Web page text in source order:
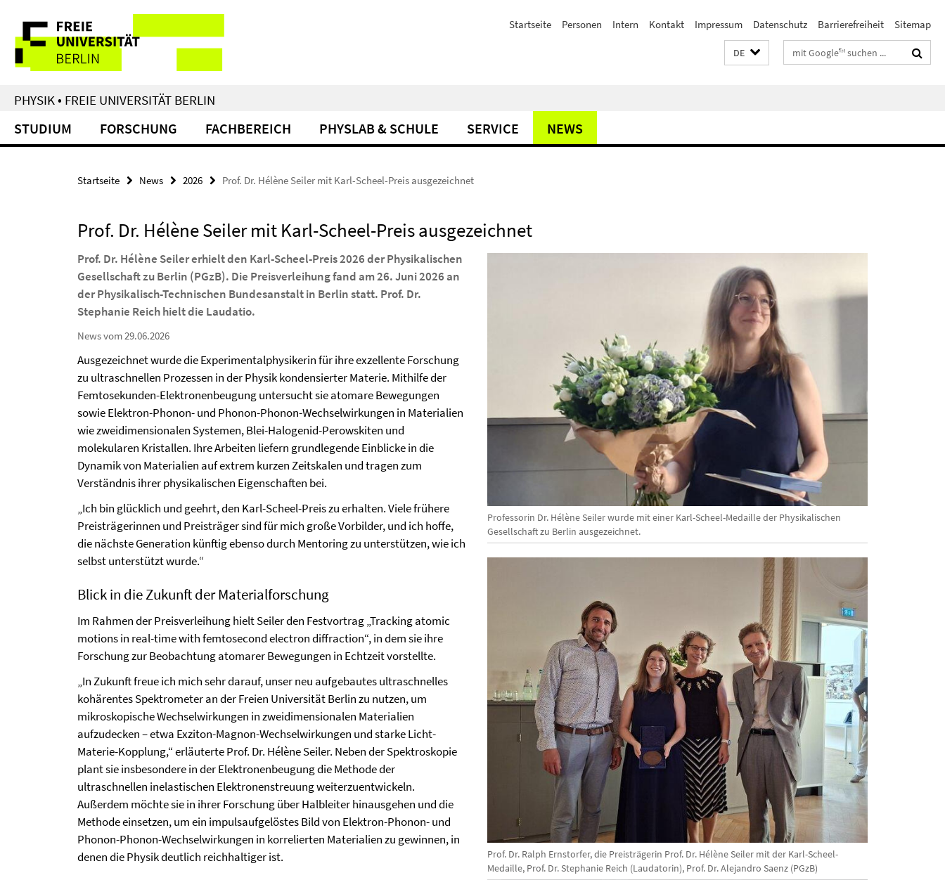
direkt
Inhalt
Service-
Navigation
Startseite Personen Intern Kontakt Impressum Datenschutz Barrierefreiheit Sitemap
DE Suchbegriffe
PHYSIK • FREIE UNIVERSITÄT BERLIN
STUDIUM FORSCHUNG FACHBEREICH PHYSLAB & SCHULE SERVICE NEWS
Startseite News 2026 Prof. Dr. Hélène Seiler mit Karl-Scheel-Preis ausgezeichnet
Prof. Dr. Hélène Seiler mit Karl-Scheel-Preis ausgezeichnet
Professorin Dr. Hélène Seiler wurde mit einer Karl-Scheel-Medaille der Physikalischen
Gesellschaft zu Berlin ausgezeichnet.
Prof. Dr. Ralph Ernstorfer, die Preisträgerin Prof. Dr. Hélène Seiler mit der Karl-Scheel-
Medaille, Prof. Dr. Stephanie Reich (Laudatorin), Prof. Dr. Alejandro Saenz (PGzB)
Prof. Dr. Hélène Seiler erhielt den Karl-Scheel-Preis 2026 der Physikalischen
Gesellschaft zu Berlin (PGzB). Die Preisverleihung fand am 26. Juni 2026 an
der Physikalisch-Technischen Bundesanstalt in Berlin statt. Prof. Dr.
Stephanie Reich hielt die Laudatio.
News vom 29.06.2026
Ausgezeichnet wurde die Experimentalphysikerin für ihre exzellente Forschung
zu ultraschnellen Prozessen in der Physik kondensierter Materie. Mithilfe der
Femtosekunden-Elektronenbeugung untersucht sie atomare Bewegungen
sowie Elektron-Phonon- und Phonon-Phonon-Wechselwirkungen in Materialien
wie zweidimensionalen Systemen, Blei-Halogenid-Perowskiten und
molekularen Kristallen. Ihre Arbeiten liefern grundlegende Einblicke in die
Dynamik von Materialien auf extrem kurzen Zeitskalen und tragen zum
Verständnis ihrer physikalischen Eigenschaften bei.
„Ich bin glücklich und geehrt, den Karl-Scheel-Preis zu erhalten. Viele frühere
Preisträgerinnen und Preisträger sind für mich große Vorbilder, und ich hoffe,
die nächste Generation künftig ebenso durch Mentoring zu unterstützen, wie ich
selbst unterstützt wurde.“
Blick in die Zukunft der Materialforschung
Im Rahmen der Preisverleihung hielt Seiler den Festvortrag „Tracking atomic
motions in real-time with femtosecond electron diffraction“, in dem sie ihre
Forschung zur Beobachtung atomarer Bewegungen in Echtzeit vorstellte.
„In Zukunft freue ich mich sehr darauf, unser neu aufgebautes ultraschnelles
kohärentes Spektrometer an der Freien Universität Berlin zu nutzen, um
mikroskopische Wechselwirkungen in zweidimensionalen Materialien
aufzudecken – etwa Exziton-Magnon-Wechselwirkungen und starke Licht-
Materie-Kopplung,“ erläuterte Prof. Dr. Hélène Seiler. Neben der Spektroskopie
plant sie insbesondere in der Elektronenbeugung die Methode der
ultraschnellen inelastischen Elektronenstreuung weiterzuentwickeln.
Außerdem möchte sie in ihrer Forschung über Halbleiter hinausgehen und die
Methode einsetzen, um ein impulsaufgelöstes Bild von Elektron-Phonon- und
Phonon-Phonon-Wechselwirkungen in korrelierten Materialien zu gewinnen, in
denen die Physik deutlich reichhaltiger ist.